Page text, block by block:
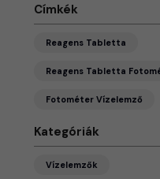
Címkék
Reagens Tabletta
Reagens Tabletta
Fotométer Vízelemző
Kategóriák
Vízelemzők